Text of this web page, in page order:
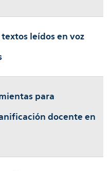
leídos en voz
para
docente en